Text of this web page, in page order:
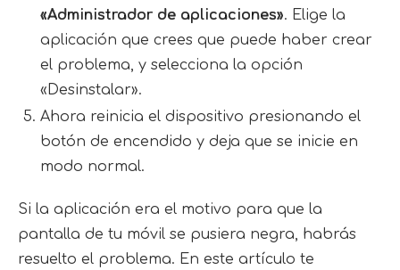
«Administrador de aplicaciones». Elige la
aplicación que crees que puede haber crear
el problema, y selecciona la opción
«Desinstalar».
Ahora reinicia el dispositivo presionando el
botón de encendido y deja que se inicie en
modo normal.
Si la aplicación era el motivo para que la
pantalla de tu móvil se pusiera negra, habrás
resuelto el problema. En este artículo te